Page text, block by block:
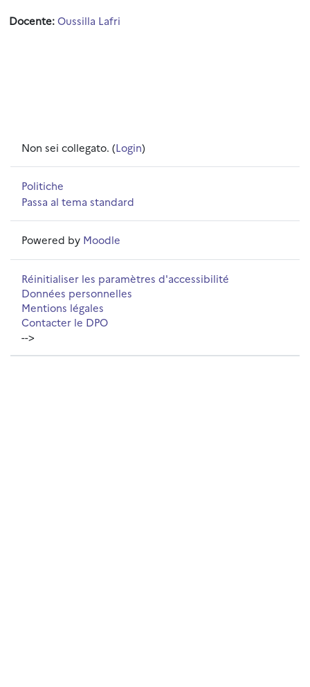
Docente:Oussilla Lafri
Non sei collegato. (Login)
Politiche
Passa al tema standard
Powered by Moodle
Réinitialiser les paramètres d'accessibilité
Données personnelles
Mentions légales
Contacter le DPO
-->